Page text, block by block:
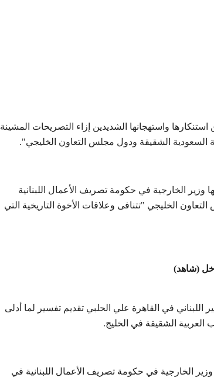
استنكارها واستهجانها الشديدين إزاء التصريحات المشينة
السعودية الشقيقة ودول مجلس التعاون الخليجي".
وزير الخارجية في حكومة تصريف الأعمال اللبنانية
الخليجي "تتنافى وعلاقات الأخوة التاريخية التي
(شاهد)
اللبناني في القاهرة علي الحلبي تقديم تفسير لما أدلى
الشقيقة في الخليج.
الخارجية في حكومة تصريف الأعمال اللبنانية في